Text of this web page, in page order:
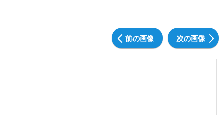
前の画像 次の画像